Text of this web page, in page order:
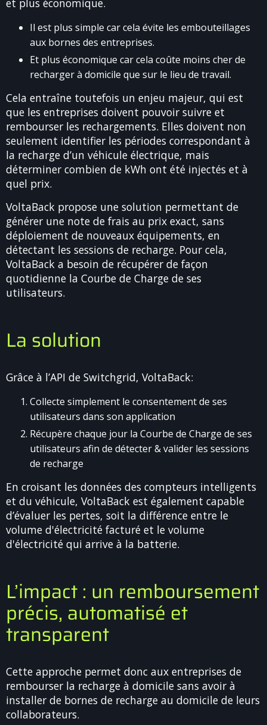
Il est plus simple car cela évite les embouteillages
aux bornes des entreprises.
Et plus économique car cela coûte moins cher de
recharger à domicile que sur le lieu de travail.
Cela entraîne toutefois un enjeu majeur, qui est
que les entreprises doivent pouvoir suivre et
rembourser les rechargements. Elles doivent non
seulement identifier les périodes correspondant à
la recharge d’un véhicule électrique, mais
déterminer combien de kWh ont été injectés et à
quel prix.
VoltaBack propose une solution permettant de
générer une note de frais au prix exact, sans
déploiement de nouveaux équipements, en
détectant les sessions de recharge. Pour cela,
VoltaBack a besoin de récupérer de façon
quotidienne la Courbe de Charge de ses
utilisateurs.
La solution
Grâce à l’API de Switchgrid, VoltaBack:
Collecte simplement le consentement de ses
utilisateurs dans son application
Récupère chaque jour la Courbe de Charge de ses
utilisateurs afin de détecter & valider les sessions
de recharge
En croisant les données des compteurs intelligents
et du véhicule, VoltaBack est également capable
d’évaluer les pertes, soit la différence entre le
volume d'électricité facturé et le volume
d'électricité qui arrive à la batterie.
L’impact : un remboursement
précis, automatisé et
transparent
Cette approche permet donc aux entreprises de
rembourser la recharge à domicile sans avoir à
installer de bornes de recharge au domicile de leurs
collaborateurs.